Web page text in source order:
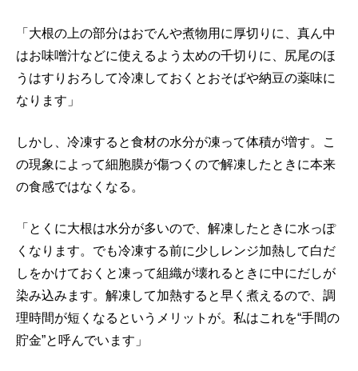
「大根の上の部分はおでんや煮物用に厚切りに、真ん中
はお味噌汁などに使えるよう太めの千切りに、尻尾のほ
うはすりおろして冷凍しておくとおそばや納豆の薬味に
なります」
しかし、冷凍すると食材の水分が凍って体積が増す。こ
の現象によって細胞膜が傷つくので解凍したときに本来
の食感ではなくなる。
「とくに大根は水分が多いので、解凍したときに水っぽ
くなります。でも冷凍する前に少しレンジ加熱して白だ
しをかけておくと凍って組織が壊れるときに中にだしが
染み込みます。解凍して加熱すると早く煮えるので、調
理時間が短くなるというメリットが。私はこれを“手間の
貯金”と呼んでいます」